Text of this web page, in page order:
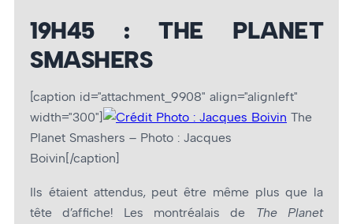
19H45 : THE PLANET
SMASHERS
[caption id="attachment_9908" align="alignleft"
width="300"]
The
Planet Smashers – Photo : Jacques
Boivin[/caption]
Ils étaient attendus, peut être même plus que la
tête d’affiche! Les montréalais de The Planet